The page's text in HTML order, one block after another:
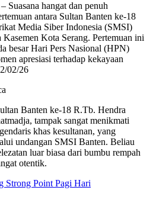
Suasana hangat dan penuh
antara Sultan Banten ke-18
Media Siber Indonesia (SMSI)
Kota Serang. Pertemuan ini
besar Hari Pers Nasional (HPN)
apresiasi terhadap kekayaan
02/26
Banten ke-18 R.Tb. Hendra
tampak sangat menikmati
khas kesultanan, yang
undangan SMSI Banten. Beliau
luar biasa dari bumbu rempah
otentik.
Strong Point Pagi Hari